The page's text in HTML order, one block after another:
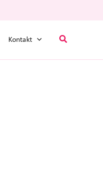
Kontakt Suchen